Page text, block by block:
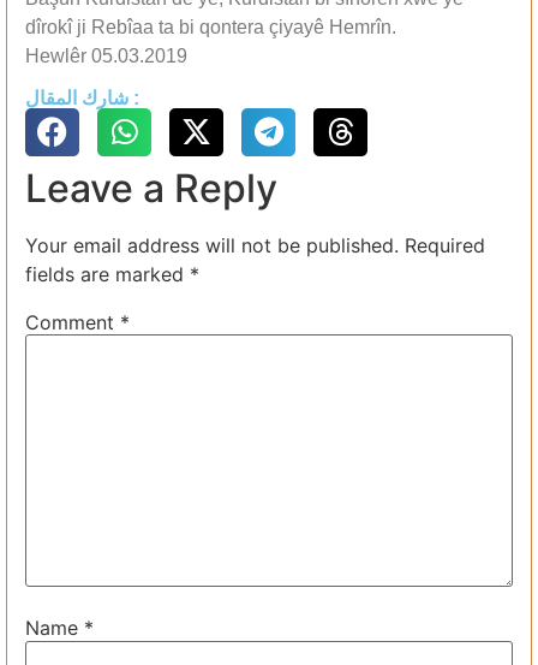
dîrokî ji Rebîaa ta bi qontera çiyayê Hemrîn.
Hewlêr 05.03.2019
شارك المقال :
Leave a Reply
Your email address will not be published. Required
fields are marked *
Comment *
Name *